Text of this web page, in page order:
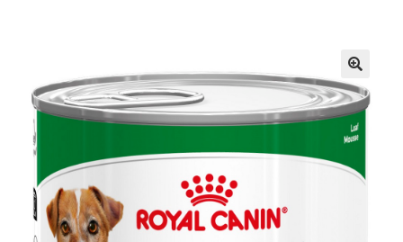
Obchod
Pokladna
Vše pro kočky